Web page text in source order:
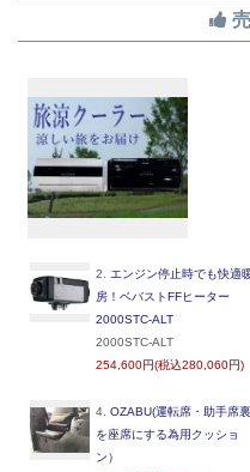
2. エンジン停止時でも快適
房！ベバストFFヒーター
2000STC-ALT
2000STC-ALT
254,600円(税込280,060円)
4. OZABU(運転席・助手席裏
を座席にする為用クッショ
ン）